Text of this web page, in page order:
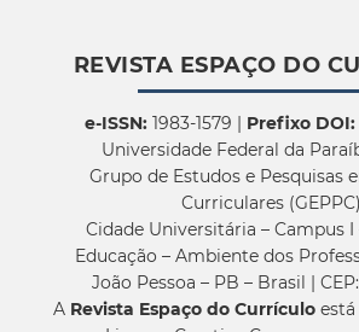
REVISTA ESPAÇO DO
e-ISSN:1983-1579 | Prefixo DOI:
Universidade Federal da
Grupo de Estudos e Pesquisas
Curriculares (GEPPC)
Cidade Universitária – Campus
Educação – Ambiente dos
João Pessoa – PB – Brasil |
A Revista Espaço do Currículo